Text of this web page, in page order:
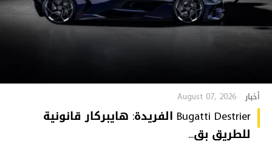
أخبار August 07, 2026
Bugatti Destrier الفريدة: هايبركار قانونية
للطريق بق...